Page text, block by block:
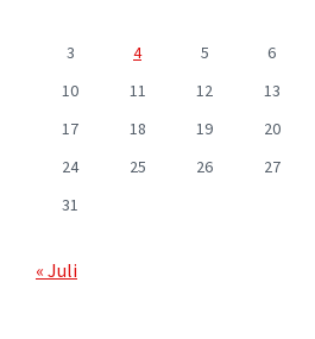
3
4 5 6
10
11 12 13
17
18 19 20
24
25 26 27
31
« Juli